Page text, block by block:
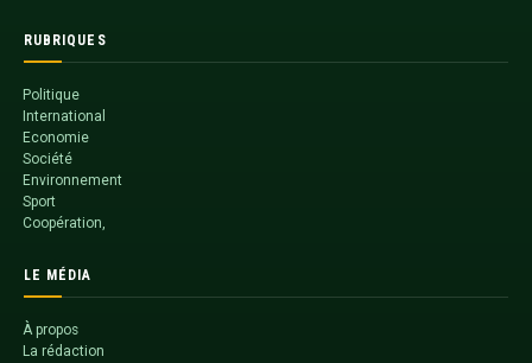
RUBRIQUES
Politique
International
Economie
Société
Environnement
Sport
Coopération,
LE MÉDIA
À propos
La rédaction